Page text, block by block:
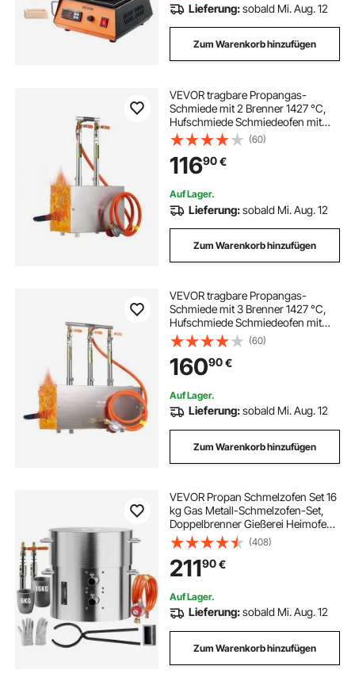
Lieferung:sobald Mi. Aug. 12
Zum Warenkorb hinzufügen
VEVOR tragbare Propangas-
Schmiede mit 2 Brenner 1427 °C,
Hufschmiede Schmiedeofen mit
quadratischer Form, Edelstahl,
Gasschmiedewerkzeuge und -
ausrüstung, Schmelzofen
Verwendung zum Metallschmieden
(60)
11690€
Auf Lager.
Lieferung:sobald Mi. Aug. 12
Zum Warenkorb hinzufügen
VEVOR tragbare Propangas-
Schmiede mit 3 Brenner 1427 °C,
Hufschmiede Schmiedeofen mit
quadratischer Form, Edelstahl,
Gasschmiedewerkzeuge und -
ausrüstung, Schmelzofen
Verwendung zum Metallschmieden
(60)
16090€
Auf Lager.
Lieferung:sobald Mi. Aug. 12
Zum Warenkorb hinzufügen
VEVOR Propan Schmelzofen Set 16
kg Gas Metall-Schmelzofen-Set,
Doppelbrenner Gießerei Heimofen
mit Tiegeln & Zangen,
Schmelzgusswerkzeug für Gold
Silber Kupfer Aluminium
Metallrecycling
(408)
21190€
Auf Lager.
Lieferung:sobald Mi. Aug. 12
Zum Warenkorb hinzufügen